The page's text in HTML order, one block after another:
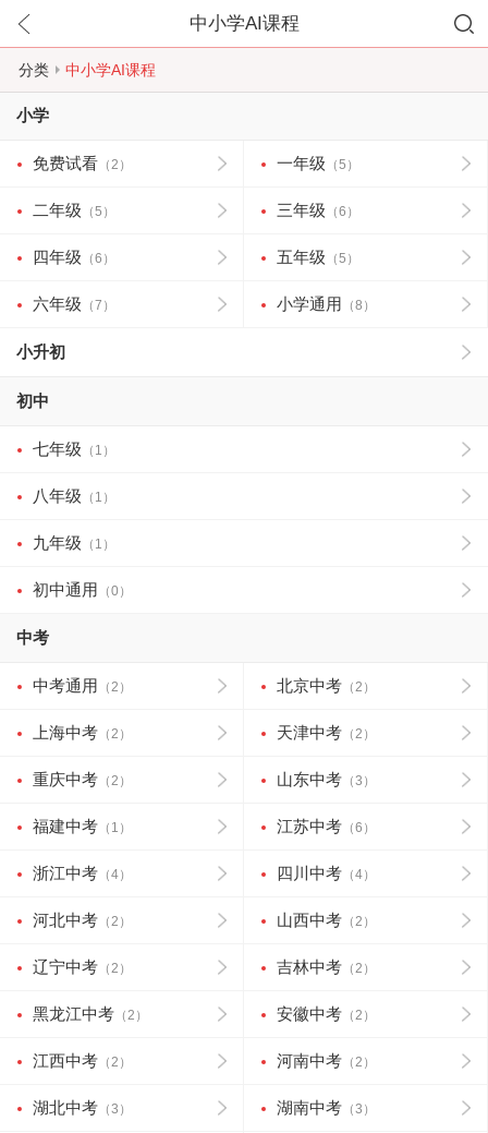
中小学AI课程
分类 中小学AI课程
小学
免费试看 （2） 一年级 （5）
二年级 （5） 三年级 （6）
四年级 （6） 五年级 （5）
六年级 （7） 小学通用 （8）
小升初
初中
七年级 （1）
八年级 （1）
九年级 （1）
初中通用 （0）
中考
中考通用 （2） 北京中考 （2）
上海中考 （2） 天津中考 （2）
重庆中考 （2） 山东中考 （3）
福建中考 （1） 江苏中考 （6）
浙江中考 （4） 四川中考 （4）
河北中考 （2） 山西中考 （2）
辽宁中考 （2） 吉林中考 （2）
黑龙江中考 （2） 安徽中考 （2）
江西中考 （2） 河南中考 （2）
湖北中考 （3） 湖南中考 （3）